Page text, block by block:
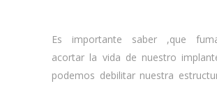
Es importante saber ,que
acortar la vida de nuestro
podemos debilitar nuestra